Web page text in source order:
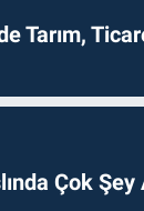
Tarım,
Çok Şey